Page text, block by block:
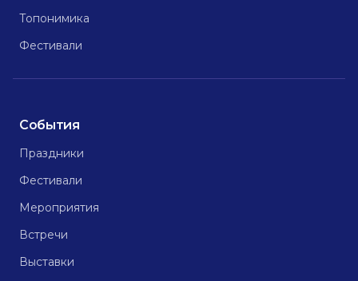
Топонимика
Фестивали
События
Праздники
Фестивали
Мероприятия
Встречи
Выставки